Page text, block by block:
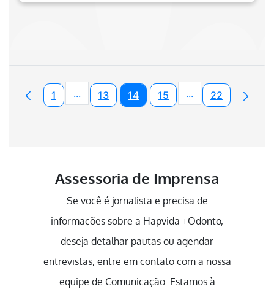
1 ...Páginas intermediárias Usar ABA para
13 14 15 ...Páginas
22
Assessoria de Imprensa
Se você é jornalista e precisa de
informações sobre a Hapvida +Odonto,
deseja detalhar pautas ou agendar
entrevistas, entre em contato com a nossa
equipe de Comunicação. Estamos à